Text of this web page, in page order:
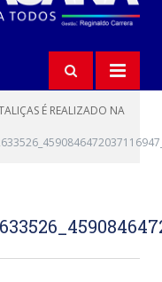
É REALIZADO NA